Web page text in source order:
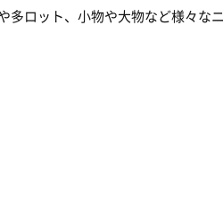
多ロット、小物や大物など様々な